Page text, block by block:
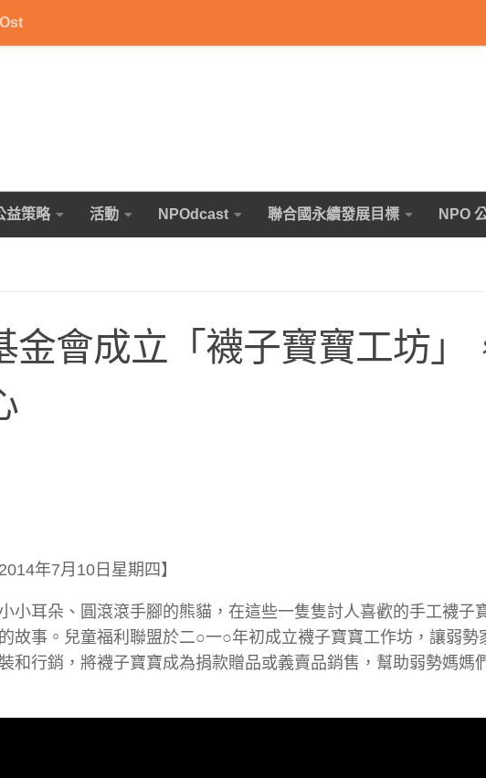
益策略 活動 NPOdcast 聯合國永續發展目標 NPO
金會成立「襪子寶寶工坊」
年7月10日星期四】
小耳朵、圓滾滾手腳的熊貓，在這些一隻隻討人喜歡的手工襪子
故事。兒童福利聯盟於二○一○年初成立襪子寶寶工作坊，讓弱勢
和行銷，將襪子寶寶成為捐款贈品或義賣品銷售，幫助弱勢媽媽